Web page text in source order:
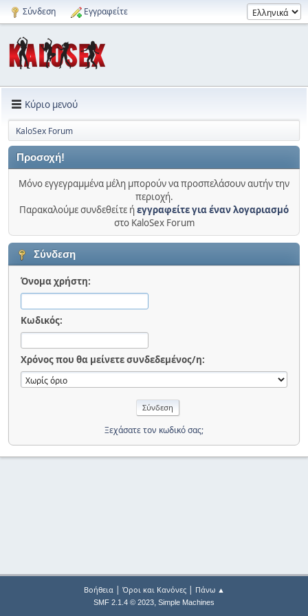
Σύνδεση Εγγραφείτε
Κύριο μενού
KaloSex Forum
Προσοχή!
Μόνο εγγεγραμμένα μέλη μπορούν να προσπελάσουν αυτήν την
περιοχή.
Παρακαλούμε συνδεθείτε ήεγγραφείτε για έναν λογαριασμό
στο KaloSex Forum
Σύνδεση
Όνομα χρήστη:
Κωδικός:
Χρόνος που θα μείνετε συνδεδεμένος/η:
Ξεχάσατε τον κωδικό σας;
Βοήθεια| Όροι και Κανόνες| Πάνω ▲
SMF 2.1.4 © 2023, Simple Machines